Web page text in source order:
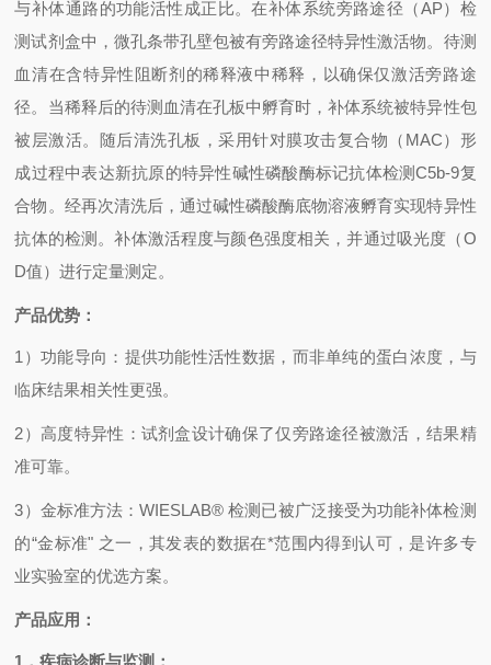
与补体通路的功能活性成正比。在补体系统旁路途径（AP）检
测试剂盒中，微孔条带孔壁包被有旁路途径特异性激活物。待测
血清在含特异性阻断剂的稀释液中稀释，以确保仅激活旁路途
径。当稀释后的待测血清在孔板中孵育时，补体系统被特异性包
被层激活。随后清洗孔板，采用针对膜攻击复合物（ MAC）形
成过程中表达新抗原的特异性碱性磷酸酶标记抗体检测C5b-9复
合物。经再次清洗后，通过碱性磷酸酶底物溶液孵育实现特异性
抗体的检测。补体激活程度与颜色强度相关，并通过吸光度（O
D值）进行定量测定。
产品优势：
1 ）功能导向：提供功能性活性数据，而非单纯的蛋白浓度，与
临床结果相关性更强。
2）高度特异性：试剂盒设计确保了仅旁路途径被激活，结果精
准可靠。
3）金标准方法：WIESLAB®检测已被广泛接受为功能补体检测
的“金标准" 之一，其发表的数据在*范围内得到认可，是许多专
业实验室的优选方案。
产品应用：
1 ．疾病诊断与监测：